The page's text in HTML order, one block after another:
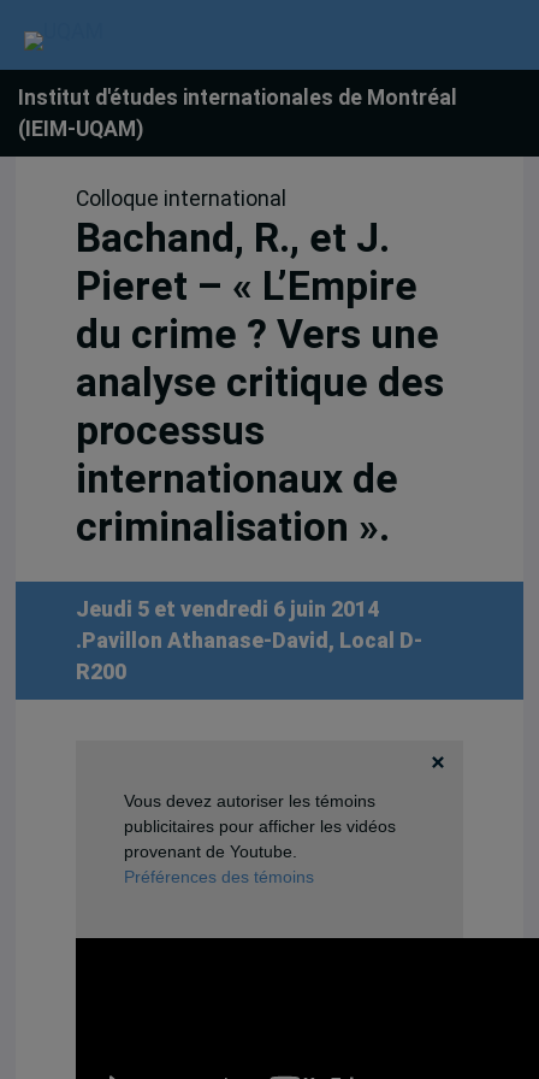
Institut d'études internationales de Montréal
(IEIM-UQAM)
Colloque international
Bachand, R., et J.
Pieret – « L’Empire
du crime ? Vers une
analyse critique des
processus
internationaux de
criminalisation ».
Jeudi 5 et vendredi 6 juin 2014
.Pavillon Athanase-David, Local D-
R200
Vous devez autoriser les témoins
publicitaires pour afficher les vidéos
provenant de Youtube.
Préférences des témoins